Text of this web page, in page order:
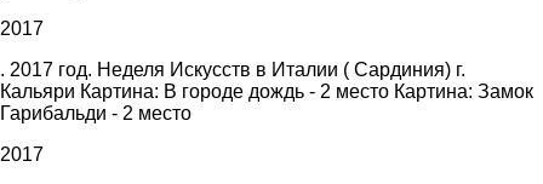
2017
. 2017 год. Неделя Искусств в Италии ( Сардиния) г.
Кальяри Картина: В городе дождь - 2 место Картина: Замок
Гарибальди - 2 место
2017